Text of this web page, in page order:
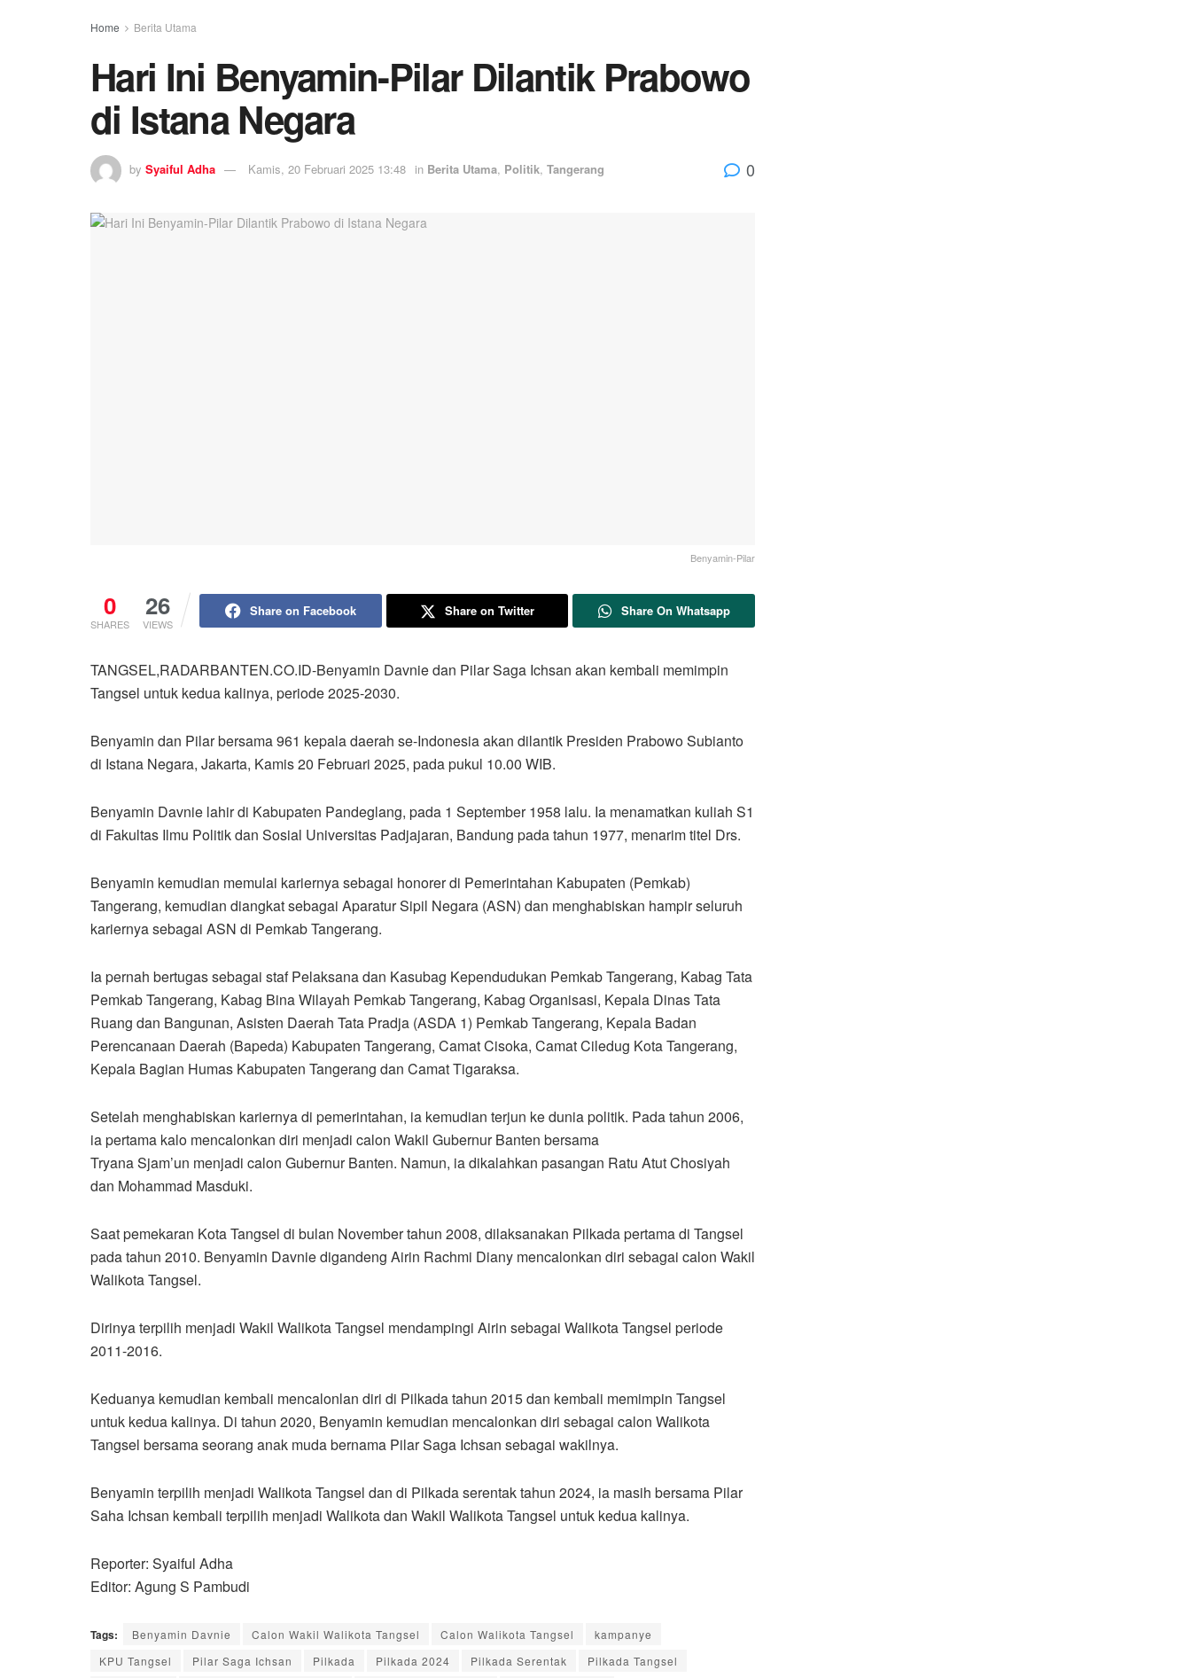
Home Berita Utama
Hari Ini Benyamin-Pilar Dilantik Prabowo
di Istana Negara
by Syaiful Adha Kamis, 20 Februari 2025 13:48 in Berita Utama, Politik, Tangerang 0
Benyamin-Pilar
0
SHARES
26
VIEWS
Share on Facebook Share on Twitter Share On Whatsapp
TANGSEL,RADARBANTEN.CO.ID-Benyamin Davnie dan Pilar Saga Ichsan akan kembali memimpin
Tangsel untuk kedua kalinya, periode 2025-2030.
Benyamin dan Pilar bersama 961 kepala daerah se-Indonesia akan dilantik Presiden Prabowo Subianto
di Istana Negara, Jakarta, Kamis 20 Februari 2025, pada pukul 10.00 WIB.
Benyamin Davnie lahir di Kabupaten Pandeglang, pada 1 September 1958 lalu. Ia menamatkan kuliah S1
di Fakultas Ilmu Politik dan Sosial Universitas Padjajaran, Bandung pada tahun 1977, menarim titel Drs.
Benyamin kemudian memulai kariernya sebagai honorer di Pemerintahan Kabupaten (Pemkab)
Tangerang, kemudian diangkat sebagai Aparatur Sipil Negara (ASN) dan menghabiskan hampir seluruh
kariernya sebagai ASN di Pemkab Tangerang.
Ia pernah bertugas sebagai staf Pelaksana dan Kasubag Kependudukan Pemkab Tangerang, Kabag Tata
Pemkab Tangerang, Kabag Bina Wilayah Pemkab Tangerang, Kabag Organisasi, Kepala Dinas Tata
Ruang dan Bangunan, Asisten Daerah Tata Pradja (ASDA 1) Pemkab Tangerang, Kepala Badan
Perencanaan Daerah (Bapeda) Kabupaten Tangerang, Camat Cisoka, Camat Ciledug Kota Tangerang,
Kepala Bagian Humas Kabupaten Tangerang dan Camat Tigaraksa.
Setelah menghabiskan kariernya di pemerintahan, ia kemudian terjun ke dunia politik. Pada tahun 2006,
ia pertama kalo mencalonkan diri menjadi calon Wakil Gubernur Banten bersama
Tryana Sjam’un menjadi calon Gubernur Banten. Namun, ia dikalahkan pasangan Ratu Atut Chosiyah
dan Mohammad Masduki.
Saat pemekaran Kota Tangsel di bulan November tahun 2008, dilaksanakan Pilkada pertama di Tangsel
pada tahun 2010. Benyamin Davnie digandeng Airin Rachmi Diany mencalonkan diri sebagai calon Wakil
Walikota Tangsel.
Dirinya terpilih menjadi Wakil Walikota Tangsel mendampingi Airin sebagai Walikota Tangsel periode
2011-2016.
Keduanya kemudian kembali mencalonlan diri di Pilkada tahun 2015 dan kembali memimpin Tangsel
untuk kedua kalinya. Di tahun 2020, Benyamin kemudian mencalonkan diri sebagai calon Walikota
Tangsel bersama seorang anak muda bernama Pilar Saga Ichsan sebagai wakilnya.
Benyamin terpilih menjadi Walikota Tangsel dan di Pilkada serentak tahun 2024, ia masih bersama Pilar
Saha Ichsan kembali terpilih menjadi Walikota dan Wakil Walikota Tangsel untuk kedua kalinya.
Reporter: Syaiful Adha
Editor: Agung S Pambudi
Tags: Benyamin Davnie Calon Wakil Walikota Tangsel Calon Walikota Tangsel
kampanye
KPU Tangsel
Pilar Saga Ichsan Pilkada Pilkada 2024 Pilkada Serentak
Pilkada Tangsel